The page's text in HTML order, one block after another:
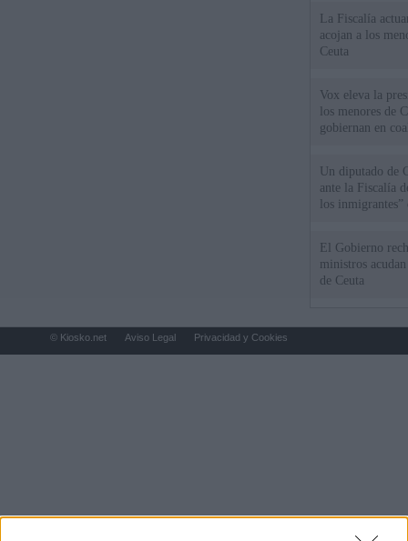
La Fiscalía
acojan a los
Ceuta
Vox eleva la
los menores de
gobiernan en
Un diputado de
ante la Fiscalía
los inmigrantes”
El Gobierno
ministros
de Ceuta
© Kiosko.net Aviso Legal Privacidad y Cookies